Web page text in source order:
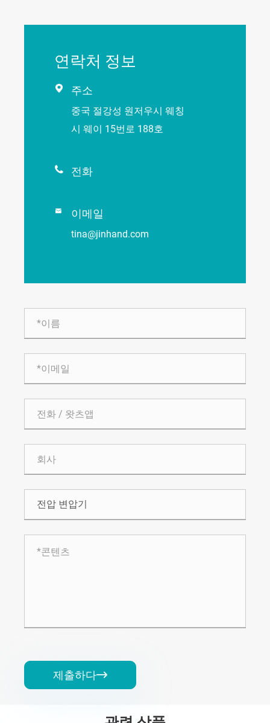
연락처 정보
 주소
중국 절강성 원저우시 웨칭
시 웨이 15번로 188호
 전화
 이메일
tina@jinhand.com
제출하다